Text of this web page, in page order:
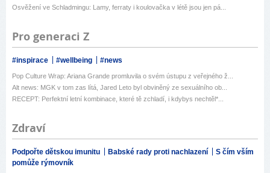
Osvěžení ve Schladmingu: Lamy, ferraty i koulovačka v létě jsou jen pá...
Pro generaci Z
#inspirace #wellbeing #news
Pop Culture Wrap: Ariana Grande promluvila o svém ústupu z veřejného ž...
Alt news: MGK v tom zas lítá, Jared Leto byl obviněný ze sexuálního ob...
RECEPT: Perfektní letní kombinace, které tě zchladí, i kdybys nechtěl*...
Zdraví
Podpořte dětskou imunitu Babské rady proti nachlazení
S čím vším
pomůže rýmovník